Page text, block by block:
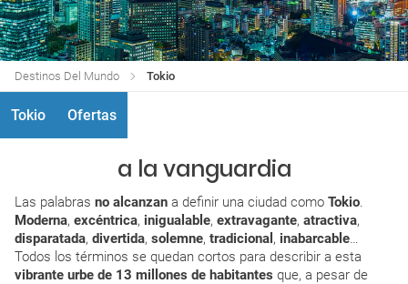
Tokio
Destinos Del Mundo
Tokio Ofertas
a la vanguardia
Las palabras no alcanzan a definir una ciudad como Tokio.
Moderna, excéntrica, inigualable, extravagante, atractiva,
disparatada, divertida, solemne, tradicional , inabarcable…
Todos los términos se quedan cortos para describir a esta
vibrante urbe de 13 millones de habitantes que, a pesar de